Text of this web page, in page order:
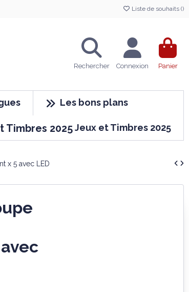
Liste de souhaits ()
Rechercher Connexion Panier
Les bons plans
Jeux et Timbres 2025
x 5 avec LED